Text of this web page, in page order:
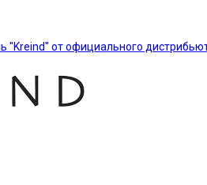
"Kreind" от официального